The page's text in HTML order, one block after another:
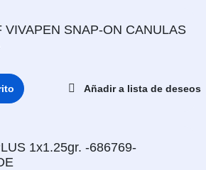
VIVAPEN SNAP-ON CANULAS
Añadir a lista de deseos
1x1.25gr. -686769-